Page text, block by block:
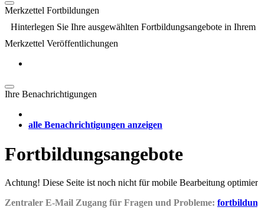
Merkzettel Fortbildungen
Hinterlegen Sie Ihre ausgewählten Fortbildungsangebote in
Merkzettel Veröffentlichungen
Ihre Benachrichtigungen
alle Benachrichtigungen anzeigen
Fortbildungsangebote
Achtung! Diese Seite ist noch nicht für mobile Bearbeitung
Zentraler E-Mail Zugang für Fragen und Probleme: